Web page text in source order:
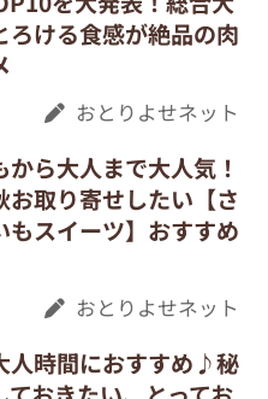
ろける食感が絶品の肉
おとりよせネット
から大人まで大人気！
お取り寄せしたい【さ
もスイーツ】おすすめ
おとりよせネット
人時間におすすめ♪秘